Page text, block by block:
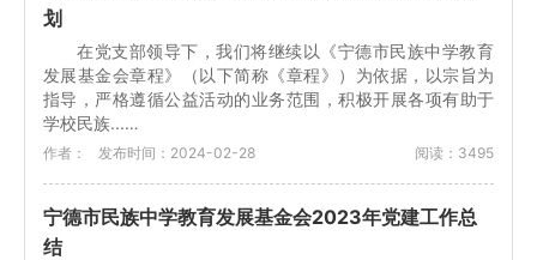
划
在党支部领导下，我们将继续以《宁德市民族中学教育
发展基金会章程》（以下简称《章程》）为依据，以宗旨为
指导，严格遵循公益活动的业务范围，积极开展各项有助于
学校民族...…
作者： 发布时间：2024-02-28 阅读：3495
宁德市民族中学教育发展基金会2023年党建工作总
结